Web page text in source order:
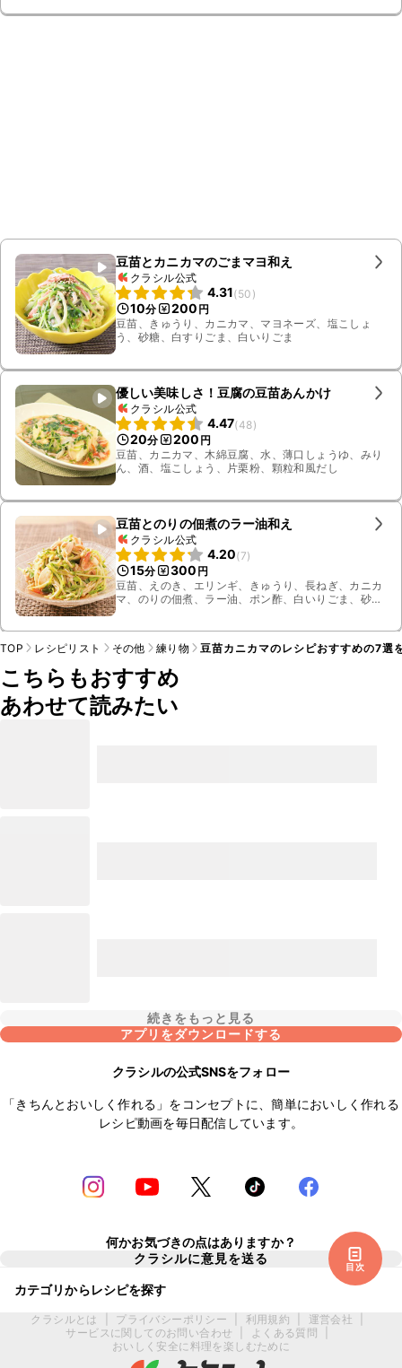
豆苗とカニカマのごまマヨ和え
クラシル公式
4.31(50 )
10分 200 円
豆苗、きゅうり、カニカマ、マヨネーズ、塩こしょ
う、砂糖、白すりごま、白いりごま
優しい美味しさ！豆腐の豆苗あんかけ
クラシル公式
4.47(48)
20分 200 円
豆苗、カニカマ、木綿豆腐、水、薄口しょうゆ、みり
ん、酒、塩こしょう、片栗粉、顆粒和風だし
豆苗とのりの佃煮のラー油和え
クラシル公式
4.20(7)
15分 300 円
豆苗、えのき、エリンギ、きゅうり、長ねぎ、カニカ
マ、のりの佃煮、ラー油、ポン酢、白いりごま、砂
目次
TOP レシピリスト その他 練り物 豆苗カニカマのレシピおすすめの7選
こちらもおすすめ
あわせて読みたい
続きをもっと見る
アプリをダウンロードする
クラシルの公式SNSをフォロー
「きちんとおいしく作れる」をコンセプトに、簡単においしく作れる
レシピ動画を毎日配信しています。
何かお気づきの点はありますか？
クラシルに意見を送る
カテゴリからレシピを探す
クラシルとは プライバシーポリシー 利用規約 運営会社
サービスに関してのお問い合わせ
よくある質問
おいしく安全に料理を楽しむために